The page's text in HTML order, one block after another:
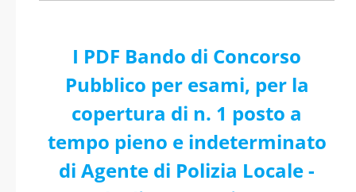
I PDF Bando di Concorso
Pubblico per esami, per la
copertura di n. 1 posto a
tempo pieno e indeterminato
di Agente di Polizia Locale -